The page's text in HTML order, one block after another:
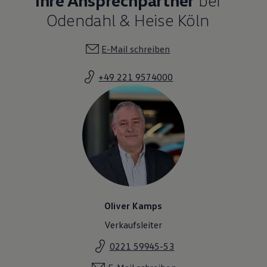
Odendahl & Heise Köln
E-Mail schreiben
+49 221 9574000
Oliver Kamps
Verkaufsleiter
0221 59945-53